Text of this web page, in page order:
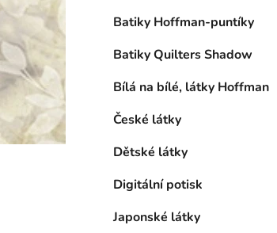
Batiky Hoffman-puntíky
Batiky Quilters Shadow
Bílá na bílé, látky Hoffman
České látky
Dětské látky
Digitální potisk
Japonské látky